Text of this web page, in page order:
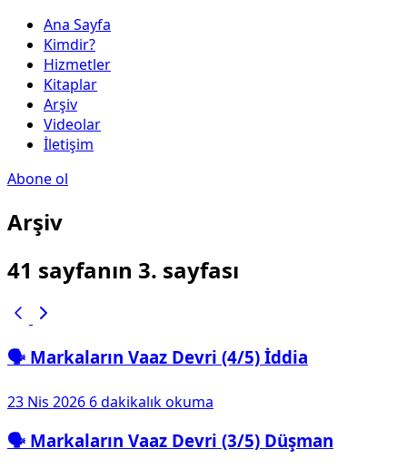
Ana Sayfa
Kimdir?
Hizmetler
Kitaplar
Arşiv
Videolar
İletişim
Abone ol
Arşiv
41 sayfanın 3. sayfası
🗣️ Markaların Vaaz Devri (4/5) İddia
23 Nis 2026 6 dakikalık okuma
🗣️ Markaların Vaaz Devri (3/5) Düşman